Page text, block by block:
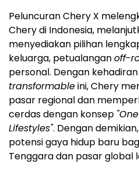
Peluncuran Chery X
Chery di Indonesia,
menyediakan pilihan
keluarga, petualanganoff-
personal. Dengan
transformableini, Chery
pasar regional dan
cerdas dengan konsep
Lifestyles". Dengan
potensi gaya hidup baru
Tenggaradan pasar global